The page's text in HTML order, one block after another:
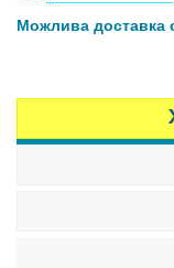
Можлива доставка